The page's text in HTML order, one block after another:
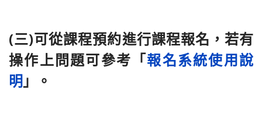
(三)可從課程預約進行課程報名，若有
操作上問題可參考「報名系統使用說
明」。